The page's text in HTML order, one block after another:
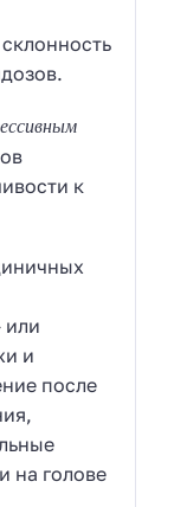
к
или
и
после
на голове